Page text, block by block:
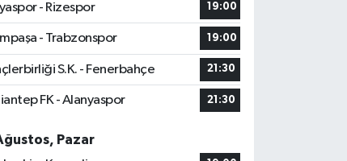
- Rizespor
19:00
- Trabzonspor 19:00
S.K. - Fenerbahçe 21:30
FK - Alanyaspor 21:30
Pazar